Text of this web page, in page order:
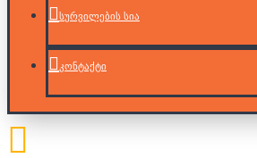
სურვილების სია
კონტაქტი